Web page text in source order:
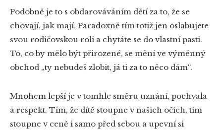
Podobně je to s obdarováváním dětí za to, že se
chovají, jak mají. Paradoxně tím totiž jen oslabujete
svou rodičovskou roli a chytáte se do vlastní pasti.
To, co by mělo být přirozené, se mění ve výměnný
obchod „ty nebudeš zlobit, já ti za to něco dám“.
Mnohem lepší je v tomhle směru uznání, pochvala
a respekt. Tím, že dítě stoupne v našich očích, tím
stoupne v ceně i samo před sebou a upevní si